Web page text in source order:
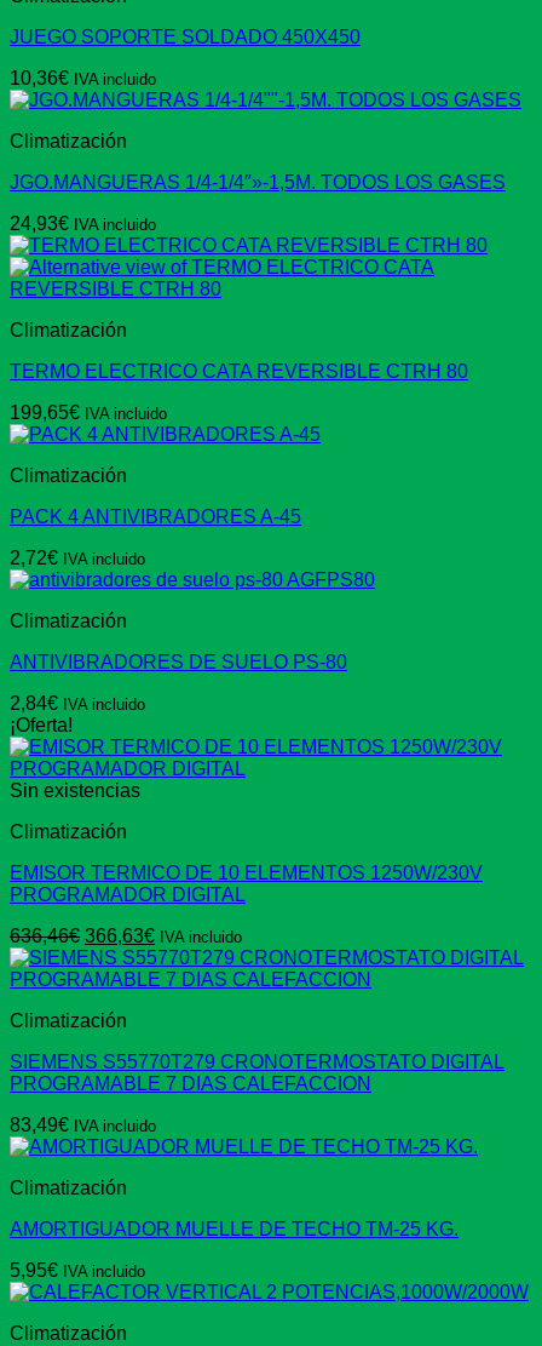
JUEGO SOPORTE SOLDADO 450X450
10,36€ IVA incluido
Climatización
JGO.MANGUERAS 1/4-1/4″»-1,5M. TODOS LOS GASES
24,93€ IVA incluido
Climatización
TERMO ELECTRICO CATA REVERSIBLE CTRH 80
199,65€ IVA incluido
Climatización
PACK 4 ANTIVIBRADORES A-45
2,72€ IVA incluido
Climatización
ANTIVIBRADORES DE SUELO PS-80
2,84€ IVA incluido
¡Oferta!
Sin existencias
Climatización
EMISOR TERMICO DE 10 ELEMENTOS 1250W/230V
PROGRAMADOR DIGITAL
636,46€ El
precio
original
636,46€.
366,63€El
precio
actual
IVA incluido
Climatización
SIEMENS S55770T279 CRONOTERMOSTATO DIGITAL
PROGRAMABLE 7 DIAS CALEFACCION
83,49€ IVA incluido
Climatización
AMORTIGUADOR MUELLE DE TECHO TM-25 KG.
5,95€ IVA incluido
Climatización